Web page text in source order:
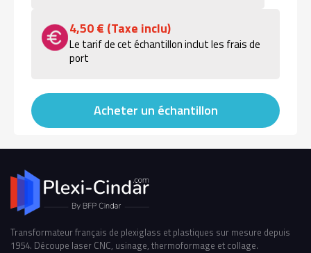
4,50 € (Taxe inclu)
Le tarif de cet échantillon inclut les frais de
port
Acheter un échantillon
Transformateur français de plexiglass et plastiques sur mesure depuis
1954. Découpe laser CNC, usinage, thermoformage et collage.